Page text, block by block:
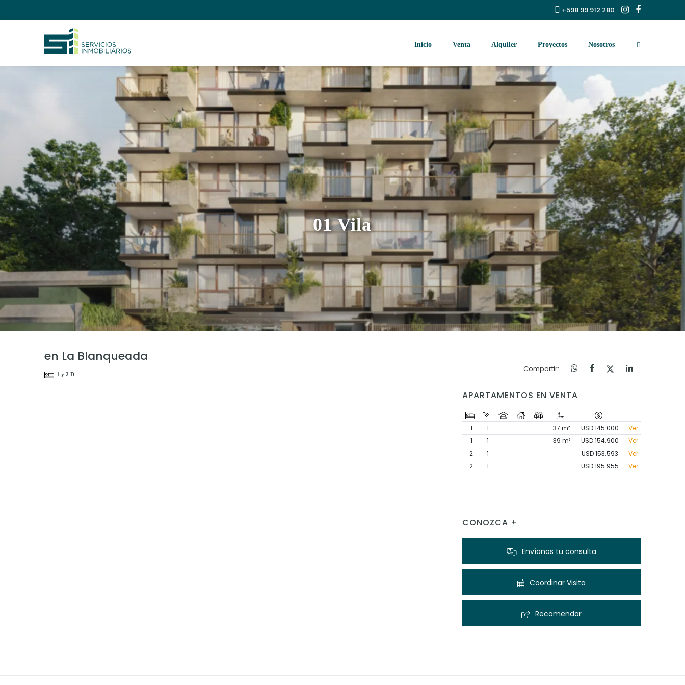
+598 99 912 280
Inicio Venta Alquiler Proyectos Nosotros
01 Vila
en La Blanqueada
1 y 2 D
Compartir:
APARTAMENTOS EN VENTA
1 1 37 m² USD 145.000
Ver
1
1 39 m² USD 154.900
Ver
2
1 USD 153.593
Ver
2
1 USD 195.955 Ver
CONOZCA +
Envíanos tu consulta
Coordinar Visita
Recomendar